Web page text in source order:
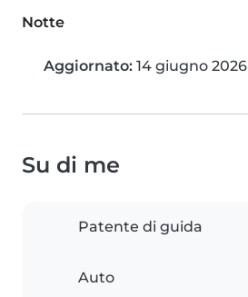
Notte
Aggiornato: 14 giugno 2026
Su di me
Patente di guida
Auto